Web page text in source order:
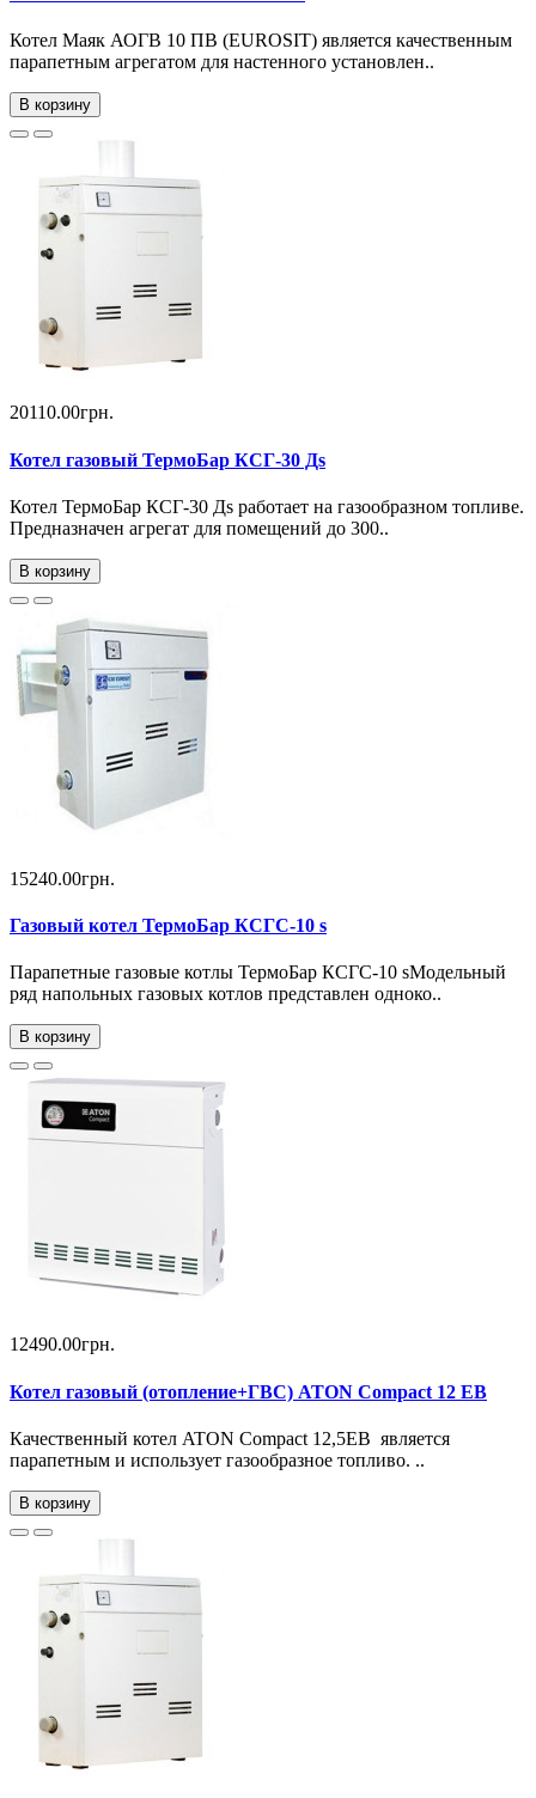
Котел Маяк АОГВ 10 ПВ (EUROSIT) является качественным
парапетным агрегатом для настенного установлен..
В корзину
20110.00грн.
Котел газовый ТермоБар КСГ-30 Дs
Котел ТермоБар КСГ-30 Дs работает на газообразном топливе.
Предназначен агрегат для помещений до 300..
В корзину
15240.00грн.
Газовый котел ТермоБар КСГС-10 s
Парапетные газовые котлы ТермоБар КСГС-10 sМодельный
ряд напольных газовых котлов представлен одноко..
В корзину
12490.00грн.
Котел газовый (отопление+ГВС) ATON Compact 12 ЕВ
Качественный котел ATON Compact 12,5EB является
парапетным и использует газообразное топливо. ..
В корзину